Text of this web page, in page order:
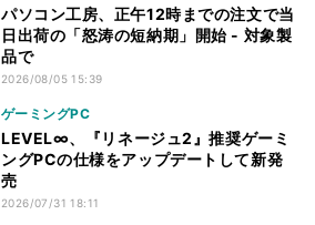
パソコン工房、正午12時までの注文で当
日出荷の「怒涛の短納期」開始 - 対象製
品で
2026/08/05 15:39
ゲーミングPC
LEVEL∞、『リネージュ2』推奨ゲーミ
ングPCの仕様をアップデートして新発
売
2026/07/31 18:11